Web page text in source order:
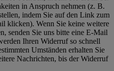
in Anspruch nehmen (z. B.
indem Sie auf den Link zum
klicken). Wenn Sie keine weitere
senden Sie uns bitte eine E-Mail
Ihren Widerruf so schnell
Umständen erhalten Sie
Nachrichten, bis der Widerruf